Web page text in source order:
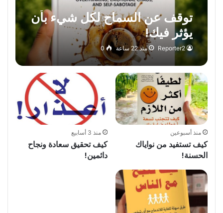
توقف عن السماح لكل شيء بأن
يؤثر فيك!
Reporter2 منذ 22 ساعة 0
منذ أسبوعين
كيف تستفيد من نواياك
الحسنة!
منذ 3 أسابيع
كيف تحقيق سعادة ونجاح
دائمين!